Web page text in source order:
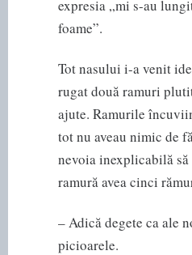
expresia „mi s-au
foame”.
Tot nasului i-a venit
rugat două ramuri
ajute. Ramurile
tot nu aveau nimic de
nevoia inexplicabilă
ramură avea cinci
– Adică degete ca ale
picioarele.